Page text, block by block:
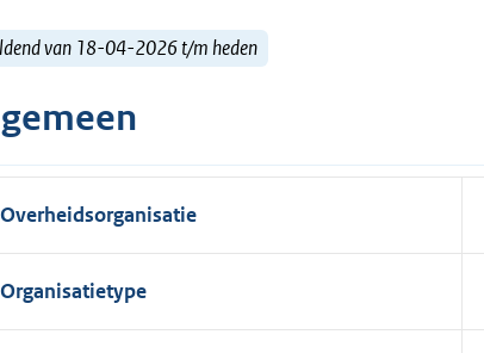
van 18-04-2026 t/m heden
Overheidsorganisatie
Organisatietype